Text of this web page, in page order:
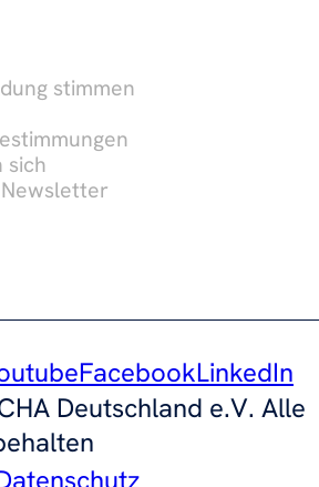
stimmen
sich
FacebookLinkedIn
Deutschland e.V. Alle